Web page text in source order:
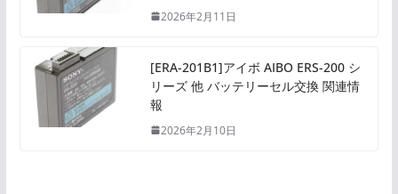
2026年2月11日
[ERA-201B1]アイボ AIBO ERS-200 シ
リーズ 他 バッテリーセル交換 関連情
報
2026年2月10日